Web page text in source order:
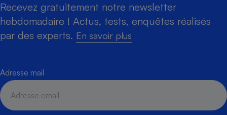
Recevez gratuitement notre newsletter
hebdomadaire ! Actus, tests, enquêtes réalisés
par des experts. En savoir plus
Adresse mail